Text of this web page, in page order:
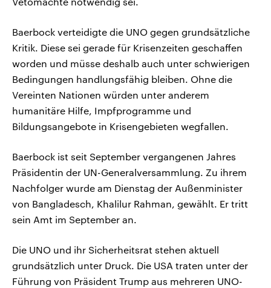
Baerbock verteidigte die UNO gegen grundsätzliche
Kritik. Diese sei gerade für Krisenzeiten geschaffen
worden und müsse deshalb auch unter schwierigen
Bedingungen handlungsfähig bleiben. Ohne die
Vereinten Nationen würden unter anderem
humanitäre Hilfe, Impfprogramme und
Bildungsangebote in Krisengebieten wegfallen.
Baerbock ist seit September vergangenen Jahres
Präsidentin der UN-Generalversammlung. Zu ihrem
Nachfolger wurde am Dienstag der Außenminister
von Bangladesch, Khalilur Rahman, gewählt. Er tritt
sein Amt im September an.
Die UNO und ihr Sicherheitsrat stehen aktuell
grundsätzlich unter Druck. Die USA traten unter der
Führung von Präsident Trump aus mehreren UNO-